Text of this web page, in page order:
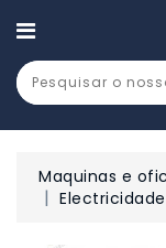
CATEGORY
Maquinas e
Electricidade